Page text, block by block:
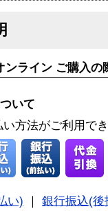
ンライン ご購入の
いて
い方法がご利用で
い)
銀行振込(後